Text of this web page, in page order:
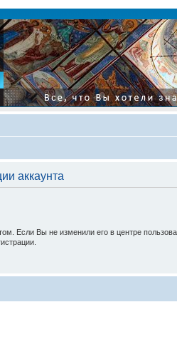
аккаунта
Если Вы не изменили его в центре